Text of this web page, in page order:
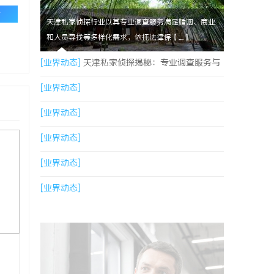
天津私家侦探行业以其专业调查服务满足婚姻、商业
和人员寻找等多样化需求，依托法律保【....】
[业界动态] 天津私家侦探揭秘：专业调查服务与
行业现状详细解析
[业界动态]
[业界动态]
[业界动态]
[业界动态]
[业界动态]